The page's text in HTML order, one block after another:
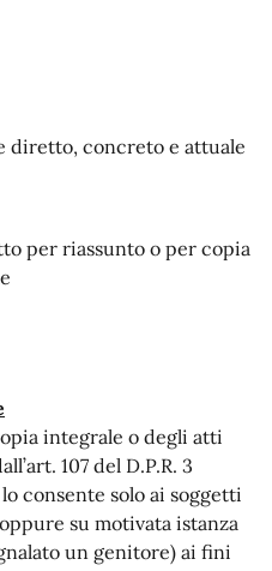
diretto, concreto e attuale
per riassunto o per copia
integrale o degli atti
107 del D.P.R. 3
consente solo ai soggetti
su motivata istanza
un genitore) ai fini